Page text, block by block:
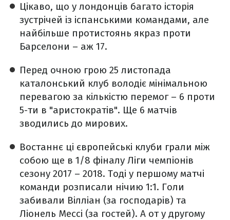
Цікаво, що у лондонців багато історія
зустрічей із іспанськими командами, але
найбільше протистоянь якраз проти
Барселони – аж 17.
Перед очною грою 25 листопада
каталонський клуб володіє мінімальною
перевагою за кількістю перемог – 6 проти
5-ти в "аристократів". Ще 6 матчів
зводились до мирових.
Востаннє ці європейські клуби грали між
собою ще в 1/8 фіналу Ліги чемпіонів
сезону 2017 – 2018. Тоді у першому матчі
команди розписали нічию 1:1. Голи
забивали Вілліан (за господарів) та
Ліонель Мессі (за гостей). А от у другому